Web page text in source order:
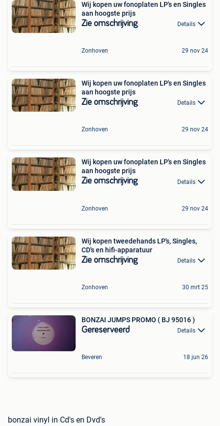
Wij kopen uw fonoplaten LP's en Singles
aan hoogste prijs
Zie omschrijving Details
Zonhoven 29 nov 24
Wij kopen uw fonoplaten LP's en Singles
aan hoogste prijs
Zie omschrijving Details
Zonhoven 29 nov 24
Wij kopen uw fonoplaten LP's en Singles
aan hoogste prijs
Zie omschrijving Details
Zonhoven 29 nov 24
Wij kopen tweedehands LP's, Singles,
CD's en hifi-apparatuur
Zie omschrijving Details
Zonhoven 30 mrt 25
BONZAI JUMPS PROMO ( BJ 95016 )
Gereserveerd Details
Beveren 18 jun 26
bonzai vinyl in Cd's en Dvd's